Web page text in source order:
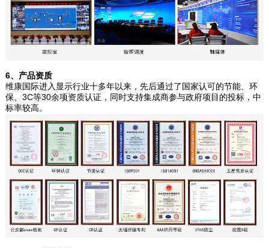
6、产品资质
维康国际进入显示行业十多年以来，先后通过了国家认可的节能、环
保、3C等30余项资质认证，同时支持集成商参与政府项目的投标，中
标率较高。